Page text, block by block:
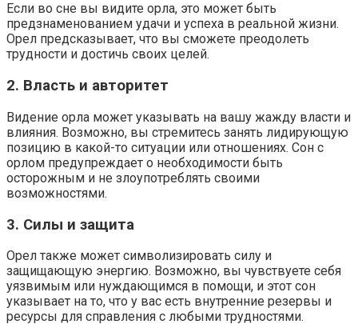
Если во сне вы видите орла, это может быть
предзнаменованием удачи и успеха в реальной жизни.
Орел предсказывает, что вы сможете преодолеть
трудности и достичь своих целей.
2. Власть и авторитет
Видение орла может указывать на вашу жажду власти и
влияния. Возможно, вы стремитесь занять лидирующую
позицию в какой-то ситуации или отношениях. Сон с
орлом предупреждает о необходимости быть
осторожным и не злоупотреблять своими
возможностями.
3. Силы и защита
Орел также может символизировать силу и
защищающую энергию. Возможно, вы чувствуете себя
уязвимым или нуждающимся в помощи, и этот сон
указывает на то, что у вас есть внутренние резервы и
ресурсы для справления с любыми трудностями.